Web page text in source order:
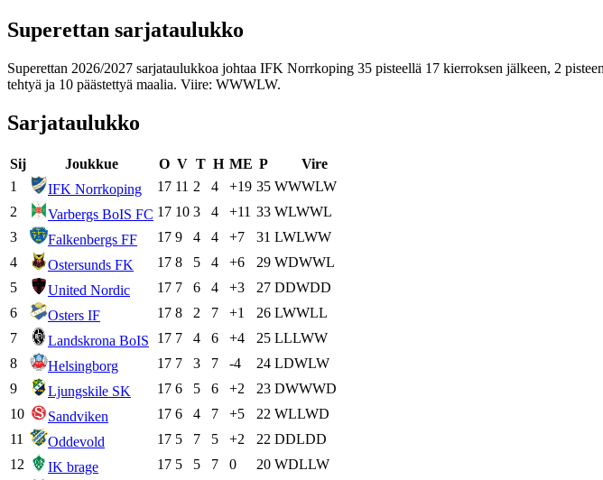
Superettan sarjataulukko
Superettan 2026/2027 sarjataulukkoa johtaa IFK Norrkoping 35 pisteellä 17 kierroksen jälkeen, 2
tehtyä ja 10 päästettyä maalia. Viire: WWWLW.
Sarjataulukko
Sij Joukkue O V T H ME P
Vire
1
IFK Norrkoping 17 11 2 4 +19 35 WWWLW
2
Varbergs BoIS FC 17 10 3 4 +11 33 WLWWL
3
Falkenbergs FF 17 9 4 4 +7 31 LWLWW
4
Ostersunds FK 17 8 5 4 +6 29 WDWWL
5
United Nordic 17 7 6 4 +3 27 DDWDD
6
Osters IF 17 8 2 7 +1 26 LWWLL
7
Landskrona BoIS 17 7 4 6 +4 25 LLLWW
8
Helsingborg 17 7 3 7 -4 24 LDWLW
9
Ljungskile SK 17 6 5 6 +2 23 DWWWD
10
Sandviken 17 6 4 7 +5 22 WLLWD
11
Oddevold 17 5 7 5 +2 22 DDLDD
12
IK brage 17 5 5 7 0 20 WDLLW